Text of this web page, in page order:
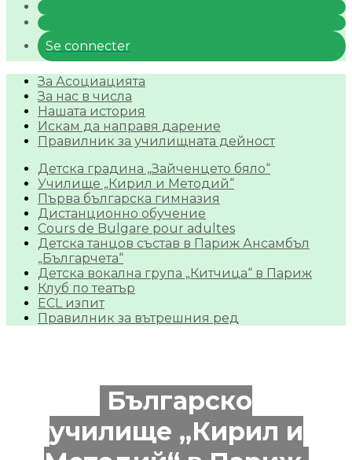
Se connecter
За Асоциацията
За нас в числа
Нашата история
Искам да направя дарение
Правилник за училищната дейност
Детска градина „Зайченцето бяло“
Училище „Кирил и Методий“
Първа българска гимназия
Дистанционно обучение
Cours de Bulgare pour adultes
Детска танцов състав в Париж Ансамбъл
„Българчета“
Детска вокална група „Китчица“ в Париж
Клуб по театър
ECL изпит
Правилник за вътрешния ред
Българско
училище „Кирил и